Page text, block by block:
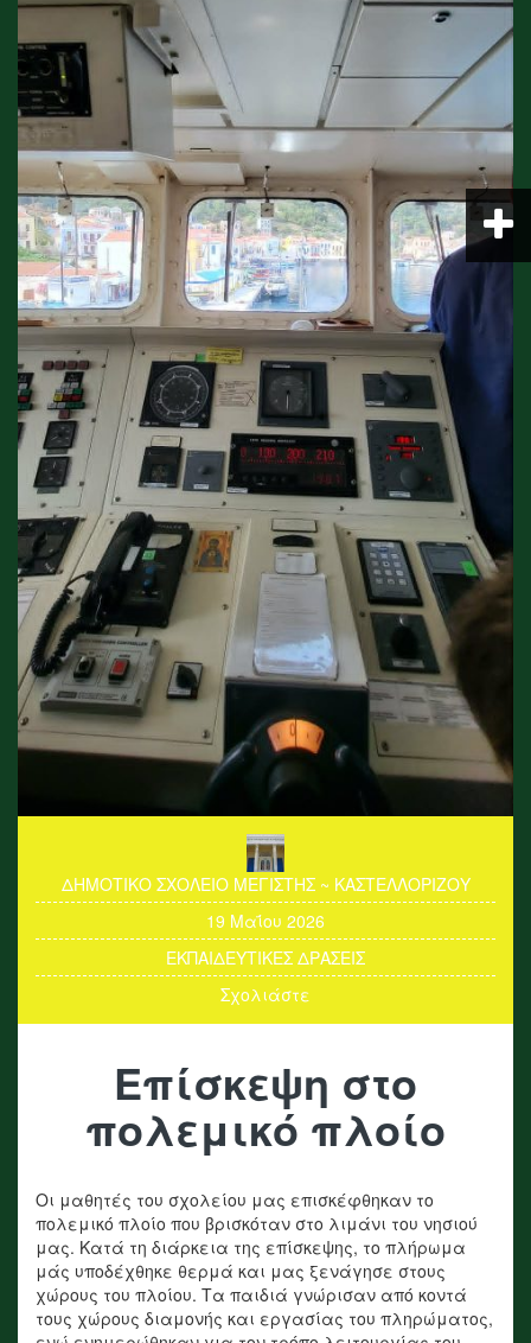
ΔΗΜΟΤΙΚΟ ΣΧΟΛΕΙΟ ΜΕΓΙΣΤΗΣ ~ ΚΑΣΤΕΛΛΟΡΙΖΟΥ
19 Μαΐου 2026
ΕΚΠΑΙΔΕΥΤΙΚΕΣ ΔΡΑΣΕΙΣ
Σχολιάστε
Επίσκεψη στο
πολεμικό πλοίο
Οι μαθητές του σχολείου μας επισκέφθηκαν το
πολεμικό πλοίο που βρισκόταν στο λιμάνι του νησιού
μας. Κατά τη διάρκεια της επίσκεψης, το πλήρωμα
μάς υποδέχθηκε θερμά και μας ξενάγησε στους
χώρους του πλοίου. Τα παιδιά γνώρισαν από κοντά
τους χώρους διαμονής και εργασίας του πληρώματος,